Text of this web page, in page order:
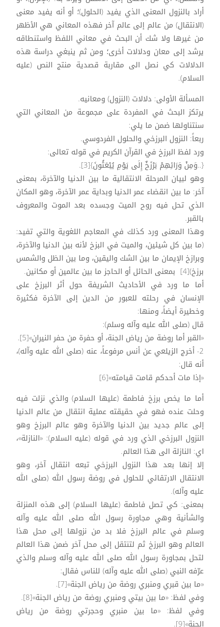
أراد بالنزول المعنى الذي يفيد (الحلول)؛ أو أنه يفيد معنى
(الانتقال) من عالم إلى عالم آخر فهذه المعاني هي الأظهر
من غيرها ولا شك أن البحث في معاني اللفظ واستنطاقه
يرشد إلى معان ودلالات أخرى؛ ومن ثم ينبغي دراسة هذه
الدلالات كي نصل الى مقاربة قصدية منتج النص (عليه
السلام).
المسألة الأولى: دلالات (النزول) ومعانيه.
يرتكز البحث في المفردة على مجموعة من المعاني التي
سنتناولها ضمن ما يلي:
ربعاً: النزول البرزخي والحلول الفردوسي.
ورد لفظ البرزخ في القرآن الكريم في قوله تعالى:
{..وَمِنْ وَرَائِهِمْ بَرْزَخٌ إِلَى يَوْمِ يُبْعَثُونَ}[3].
وهو لبيان المرحلة الانتقالية ما بين الدنيا والآخرة، بمعنى
آخر: ما بين انقضاء عمر الدنيا وبداية عمر الآخرة، وهو المكان
الذي تحل فيه روح الميت وجسده بعد الموت والمعروف
بالقبر.
وهذا المعنى ورد كذلك في المعاجم اللغوية والتي تفيد:
(ما بين كل شيئين، والميت في البزخ لأنه بين الدنيا والآخرة،
وبرازخ الإيمان ما بين الشك واليقين، وما بين الظل والشمس
برزخ)[4] بمعنى الحائل أو الحاجز ما بين عالمين أو مكانين.
أما ما ورد في الأحاديث الشريفة حول أثر البرزخ على
الإنسان في رحلته للعبور من الدين إلى الآخرة فكثيرة
وخطيرة أيضاً، ومنها:
قال (صلى الله عليه وآله وسلم):
«القبر أما روضة من رياض الجنة، أو حفرة من حفر النيران»[5].
2- أخرج الزيلعي عن أنس مرفوعاً، عنه (صلى الله عليه وآله)،
أنه قال:
«إذا مات أحدكم قامت قيامته»[6]
أما ما يخص برزخ فاطمة (عليها السلام) والذي نزلت فيه
وحلت عنده فهو في حقيقته عملية انتقال من عالم الدنيا
إلى عالم جديد بين الدنيا والآخرة وهو عالم البرزخ وهو
النزول البرزخي الذي ورد في قوله (عليه السلام): «النازلة»،
اي: النازلة الى هذا العالم.
إلا إنها بعد هذا النزول البرزخي تبعه انتقال آخر، وهو
الانتقال الارتقائي للحلول في روضة رسول الله (صلى الله
عليه وآله).
بمعنى: كي تصل فاطمة (عليها السلام) إلى هذه المنزلة
والشأنية وهي مجاورة رسول الله صلى الله عليه وآله
وسلم في عالم البرزخ فلا بد من نزولها إلى محل هذا
العالم وهو البرزخ ثم لتنتقل إلى محل آخر ضمن هذا العالم
لتحل بمجاورة رسول الله صلى الله عليه وآله وسلم والذي
عرّفه النبي (صلى الله عليه وآله) للناس فقال:
«ما بين قبري ومنبري روضة من رياض الجنة»[7].
وفي لفظ: «ما بين بيتي ومنبري روضة من رياض الجنة»[8].
وفي لفظ: «ما بين منبري وحجرتي روضة من رياض
الجنة»[9].